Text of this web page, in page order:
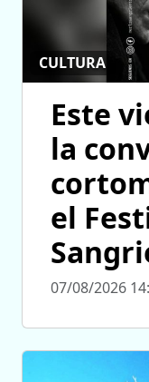
CULTURA
Este
la
el
07/08/2026